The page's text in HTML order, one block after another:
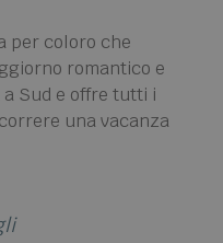
per coloro che
romantico e
Sud e offre tutti i
una vacanza